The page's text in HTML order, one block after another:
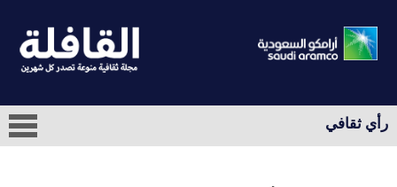
رأي ثقافي